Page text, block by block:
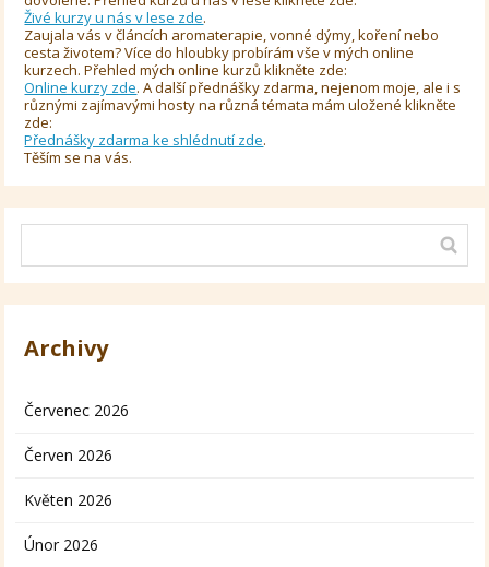
Živé kurzy u nás v lese zde.
Zaujala vás v článcích aromaterapie, vonné dýmy, koření nebo
cesta životem? Více do hloubky probírám vše v mých online
kurzech. Přehled mých online kurzů klikněte zde:
Online kurzy zde. A další přednášky zdarma, nejenom moje, ale i s
různými zajímavými hosty na různá témata mám uložené klikněte
zde:
Přednášky zdarma ke shlédnutí zde.
Těším se na vás.
Archivy
Červenec 2026
Červen 2026
Květen 2026
Únor 2026